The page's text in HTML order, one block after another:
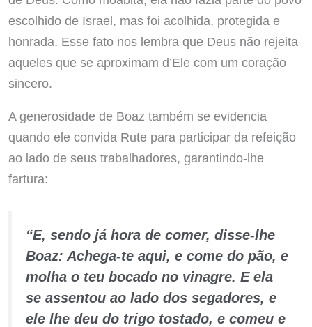
escolhido de Israel, mas foi acolhida, protegida e
honrada. Esse fato nos lembra que Deus não rejeita
aqueles que se aproximam d’Ele com um coração
sincero.
A generosidade de Boaz também se evidencia
quando ele convida Rute para participar da refeição
ao lado de seus trabalhadores, garantindo-lhe
fartura:
“E, sendo já hora de comer, disse-lhe
Boaz: Achega-te aqui, e come do pão, e
molha o teu bocado no vinagre. E ela
se assentou ao lado dos segadores, e
ele lhe deu do trigo tostado, e comeu e